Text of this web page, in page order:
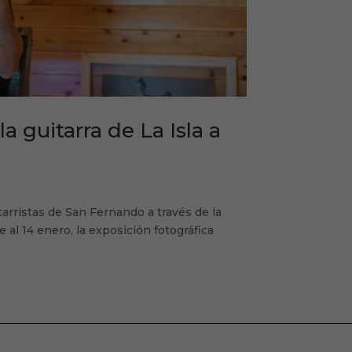
guitarra de La Isla a
de San Fernando a través de la
al 14 enero, la exposición fotográfica